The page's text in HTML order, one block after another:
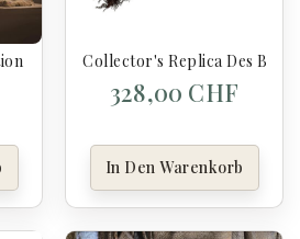
Collector's Replica Des
328,00 CHF
In Den Warenkorb